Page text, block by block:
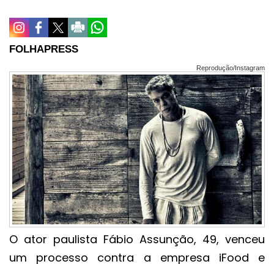
FOLHAPRESS
Reprodução/Instagram
O ator paulista Fábio Assunção, 49, venceu
um processo contra a empresa iFood e